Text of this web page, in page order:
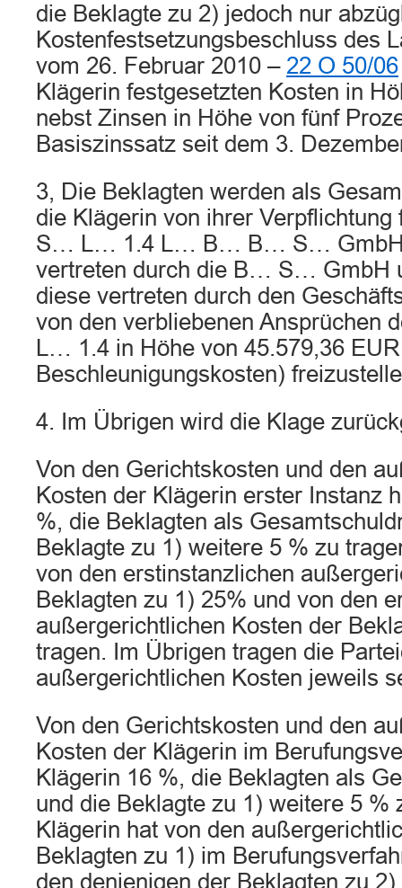
die Beklagte zu 2) jedoch nur
Kostenfestsetzungsbeschluss des
vom 26. Februar 2010 – 22 O 50/06
Klägerin festgesetzten Kosten in
nebst Zinsen in Höhe von fünf
Basiszinssatz seit dem 3.
3, Die Beklagten werden als
die Klägerin von ihrer
S… L… 1.4 L… B… B… S… GmbH
vertreten durch die B… S… GmbH
diese vertreten durch den
von den verbliebenen
L… 1.4 in Höhe von 45.579,36
Beschleunigungskosten)
4. Im Übrigen wird die Klage
Von den Gerichtskosten und den
Kosten der Klägerin erster Instanz
%, die Beklagten als
Beklagte zu 1) weitere 5 % zu
von den erstinstanzlichen
Beklagten zu 1) 25% und von den
außergerichtlichen Kosten der
tragen. Im Übrigen tragen die
außergerichtlichen Kosten jeweils
Von den Gerichtskosten und den
Kosten der Klägerin im
Klägerin 16 %, die Beklagten als
und die Beklagte zu 1) weitere 5 %
Klägerin hat von den
Beklagten zu 1) im
den denjenigen der Beklagten zu